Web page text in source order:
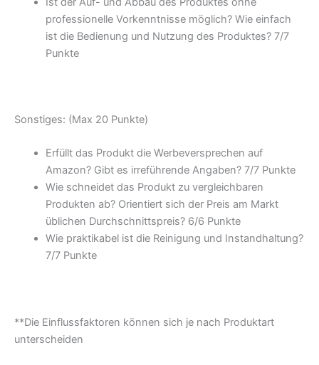
professionelle Vorkenntnisse möglich? Wie einfach
ist die Bedienung und Nutzung des Produktes? 7/7
Punkte
Sonstiges: (Max 20 Punkte)
Erfüllt das Produkt die Werbeversprechen auf
Amazon? Gibt es irreführende Angaben? 7/7 Punkte
Wie schneidet das Produkt zu vergleichbaren
Produkten ab? Orientiert sich der Preis am Markt
üblichen Durchschnittspreis? 6/6 Punkte
Wie praktikabel ist die Reinigung und Instandhaltung?
7/7 Punkte
**Die Einflussfaktoren können sich je nach Produktart
unterscheiden